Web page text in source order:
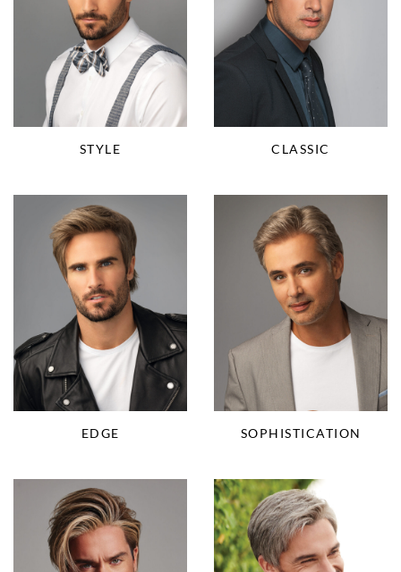
STYLE CLASSIC
EDGE SOPHISTICATION